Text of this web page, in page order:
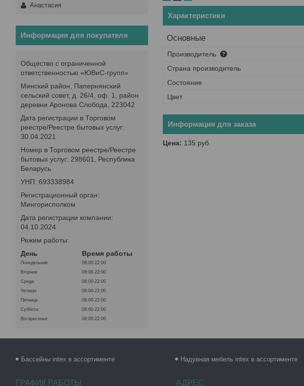
Характеристики
Основные
Производитель
Страна производитель
Состояние
Цвет
Информация для заказа
Цена: 135 руб.
Анастасия
Информация для покупателя
Общество с ограниченной
ответственностью «ЮВиС-групп»
Минский район, Папернянский
сельский совет, д. 26/4, оф. 1, район
деревни Аронова Слобода, 223042
Дата регистрации в Торговом
реестре/Реестре бытовых услуг:
30.04.2021
Номер в Торговом реестре/Реестре
бытовых услуг: 298601, Республика
Беларусь
УНП: 693338984
Регистрационный орган:
Мингорисполком
Дата регистрации компании:
04.10.2024
Режим работы:
День
Время работы
Понедельник
08:00-22:00
Вторник
08:00-22:00
Среда
08:00-22:00
Четверг
08:00-22:00
Пятница
08:00-22:00
Суббота
08:00-22:00
Воскресенье
08:00-22:00
Бассейны intex в ассортименте Надувная мебель intex в ассортименте
ГРАФИК РАБОТЫ